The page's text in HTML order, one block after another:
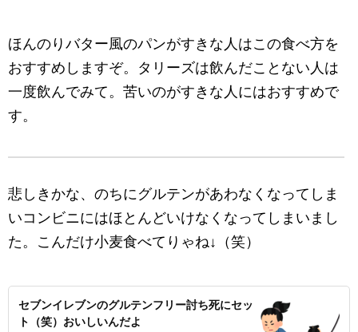
ほんのりバター風のパンがすきな人はこの食べ方を
おすすめしますぞ。タリーズは飲んだことない人は
一度飲んでみて。苦いのがすきな人にはおすすめで
す。
悲しきかな、のちにグルテンがあわなくなってしま
いコンビニにはほとんどいけなくなってしまいまし
た。こんだけ小麦食べてりゃね↓（笑）
セブンイレブンのグルテンフリー討ち死にセッ
ト（笑）おいしいんだよ